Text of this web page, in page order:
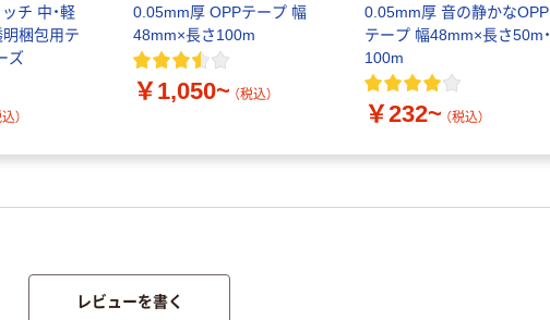
チ 中・軽
梱包用テ
ズ
）
0.05mm厚 OPPテープ 幅
48mm×長さ100m
￥1,050~ （税込）
0.05mm厚 音の静かなOPP
テープ 幅48mm×長さ50m・
100m
￥232~ （税込）
レビューを書く